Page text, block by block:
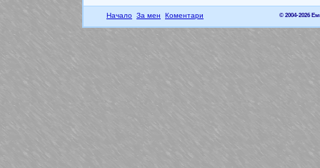
Начало За мен Коментари © 2004-2026